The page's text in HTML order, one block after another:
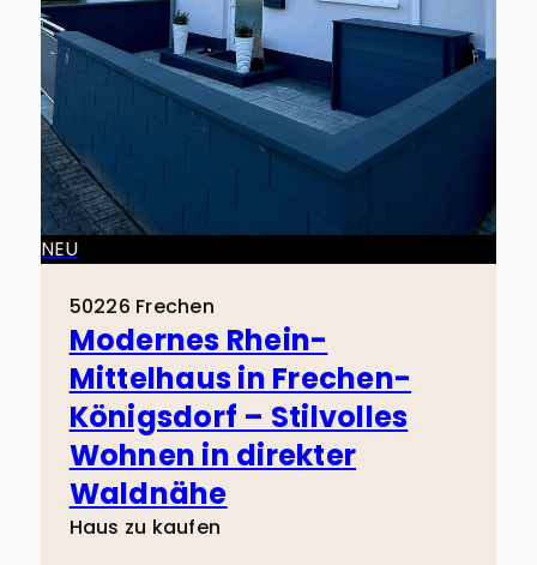
besten Optionen zu finden.
NEU
50226 Frechen
Modernes Rhein-
Mittelhaus in Frechen-
Königsdorf – Stilvolles
Wohnen in direkter
Waldnähe
Haus zu kaufen